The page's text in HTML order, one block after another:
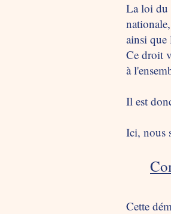
La loi du
ainsi que
Ce droit
à
Il est
Ici, nous
Cette